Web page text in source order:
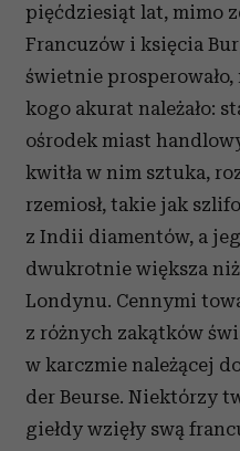
pięćdziesiąt lat, mimo
Francuzów i księcia
świetnie
kogo akurat należało:
ośrodek miast
kwitła w nim sztuka,
rzemiosł, takie jak
z Indii diamentów, a
dwukrotnie większa
Londynu. Cennymi
z różnych zakątków
w karczmie należącej
der Beurse. Niektórzy
giełdy wzięły swą